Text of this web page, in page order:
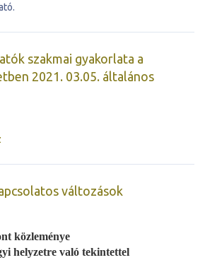
szakmai gyakorlata a
2021. 03.05. általános
változások
közleménye
helyzetre való tekintettel